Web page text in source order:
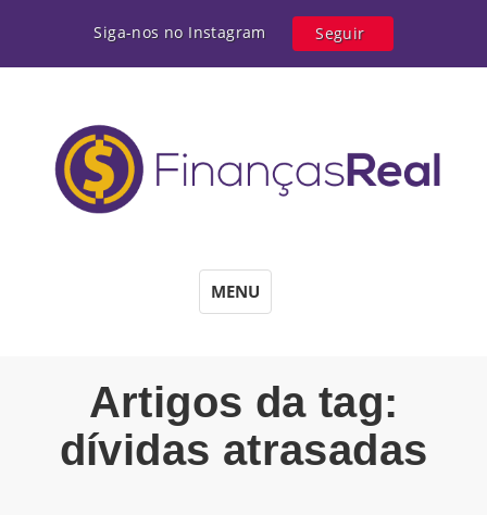
Siga-nos no Instagram Seguir
MENU
Artigos da tag:
dívidas atrasadas